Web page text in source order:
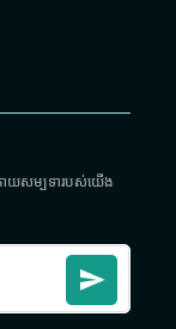
ាយសម្បទារបស់យើង